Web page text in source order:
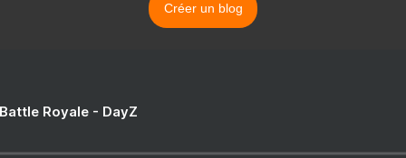
Créer un blog
Royale - DayZ